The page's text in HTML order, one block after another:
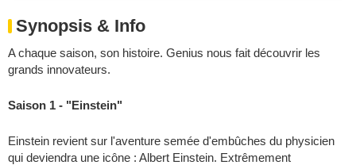
Synopsis & Info
A chaque saison, son histoire. Genius nous fait découvrir les
grands innovateurs.
Saison 1 - "Einstein"
Einstein revient sur l'aventure semée d'embûches du physicien
qui deviendra une icône : Albert Einstein. Extrêmement